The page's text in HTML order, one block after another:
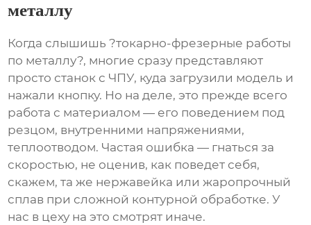
металлу
Когда слышишь ?токарно-фрезерные работы
по металлу?, многие сразу представляют
просто станок с ЧПУ, куда загрузили модель и
нажали кнопку. Но на деле, это прежде всего
работа с материалом — его поведением под
резцом, внутренними напряжениями,
теплоотводом. Частая ошибка — гнаться за
скоростью, не оценив, как поведет себя,
скажем, та же нержавейка или жаропрочный
сплав при сложной контурной обработке. У
нас в цеху на это смотрят иначе.